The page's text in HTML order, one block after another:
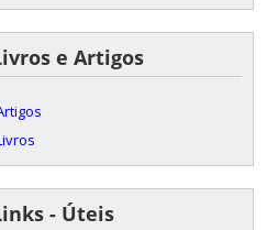
e Artigos
- Úteis